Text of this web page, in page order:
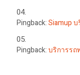
Pingback:Siamup
Pingback:บริการรถ